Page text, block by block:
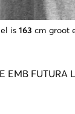
is 163 cm groot
EMB FUTURA